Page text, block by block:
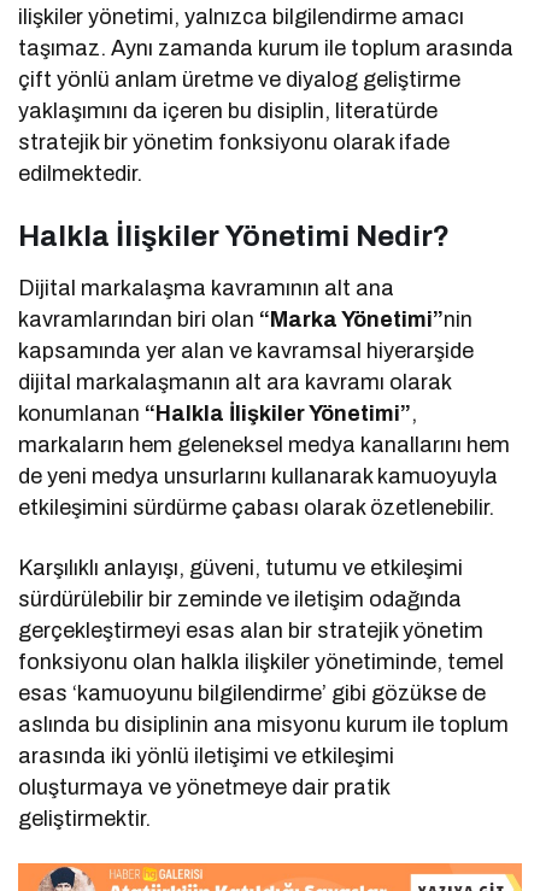
ilişkiler yönetimi, yalnızca bilgilendirme amacı
taşımaz. Aynı zamanda kurum ile toplum arasında
çift yönlü anlam üretme ve diyalog geliştirme
yaklaşımını da içeren bu disiplin, literatürde
stratejik bir yönetim fonksiyonu olarak ifade
edilmektedir.
Halkla İlişkiler Yönetimi Nedir?
Dijital markalaşma kavramının alt ana
kavramlarından biri olan “Marka Yönetimi”nin
kapsamında yer alan ve kavramsal hiyerarşide
dijital markalaşmanın alt ara kavramı olarak
konumlanan “Halkla İlişkiler Yönetimi”,
markaların hem geleneksel medya kanallarını hem
de yeni medya unsurlarını kullanarak kamuoyuyla
etkileşimini sürdürme çabası olarak özetlenebilir.
Karşılıklı anlayışı, güveni, tutumu ve etkileşimi
sürdürülebilir bir zeminde ve iletişim odağında
gerçekleştirmeyi esas alan bir stratejik yönetim
fonksiyonu olan halkla ilişkiler yönetiminde, temel
esas ‘kamuoyunu bilgilendirme’ gibi gözükse de
aslında bu disiplinin ana misyonu kurum ile toplum
arasında iki yönlü iletişimi ve etkileşimi
oluşturmaya ve yönetmeye dair pratik
geliştirmektir.